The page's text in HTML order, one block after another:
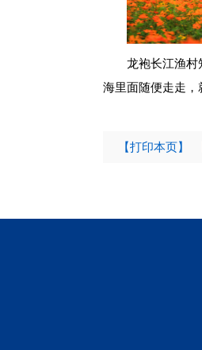
龙袍长江渔村
海里面随便走走，
【打印本页】